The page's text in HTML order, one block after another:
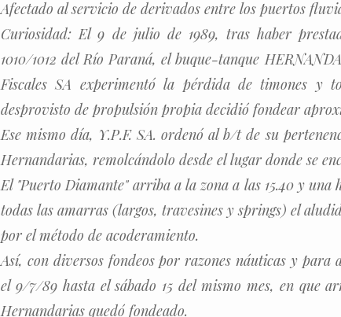
Afectado al servicio de derivados entre los puertos
Curiosidad: El 9 de julio de 1989, tras haber
1010/1012 del Río Paraná, el buque-tanque
Fiscales SA experimentó la pérdida de timones y
desprovisto de propulsión propia decidió fondear
Ese mismo día, Y.P.F. SA. ordenó al b/t de su
Hernandarias, remolcándolo desde el lugar donde se
El "Puerto Diamante" arriba a la zona a las 15.40 y una
todas las amarras (largos, travesines y springs) el
por el método de acoderamiento.
Así, con diversos fondeos por razones náuticas y para
el 9/7/89 hasta el sábado 15 del mismo mes, en que
Hernandarias quedó fondeado.